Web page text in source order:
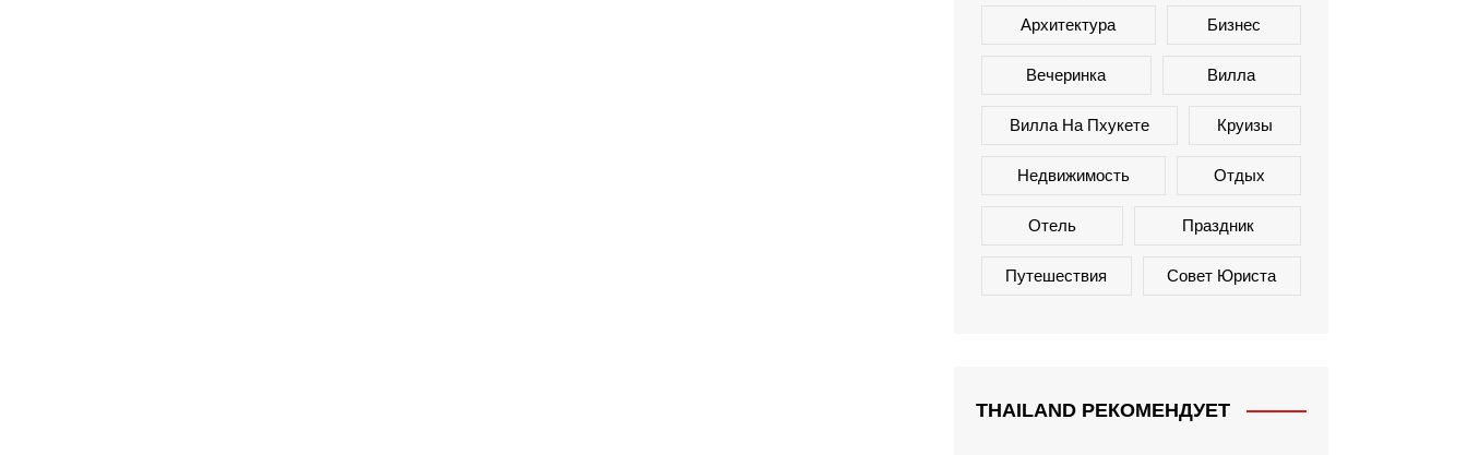
Архитектура Бизнес
Вечеринка Вилла
Вилла На Пхукете Круизы
Недвижимость Отдых
Отель Праздник
Путешествия Совет Юриста
THAILAND РЕКОМЕНДУЕТ